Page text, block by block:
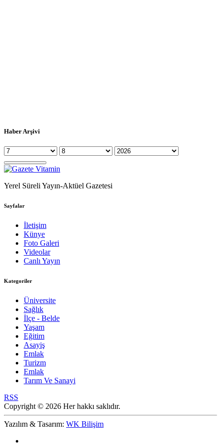
Haber Arşivi
Yerel Süreli Yayın-Aktüel Gazetesi
Sayfalar
İletişim
Künye
Foto Galeri
Videolar
Canlı Yayın
Kategoriler
Üniversite
Sağlık
İlçe - Belde
Yaşam
Eğitim
Asayiş
Emlak
Turizm
Emlak
Tarım Ve Sanayi
RSS
Copyright © 2026 Her hakkı saklıdır.
Yazılım & Tasarım: WK Bilişim